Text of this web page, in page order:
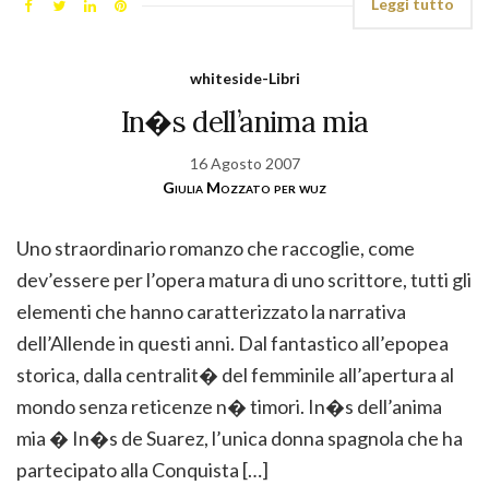
whiteside-Libri
In�s dell’anima mia
16 Agosto 2007
Giulia Mozzato per wuz
Uno straordinario romanzo che raccoglie, come
dev’essere per l’opera matura di uno scrittore, tutti gli
elementi che hanno caratterizzato la narrativa
dell’Allende in questi anni. Dal fantastico all’epopea
storica, dalla centralit� del femminile all’apertura al
mondo senza reticenze n� timori. In�s dell’anima
mia � In�s de Suarez, l’unica donna spagnola che ha
partecipato alla Conquista […]